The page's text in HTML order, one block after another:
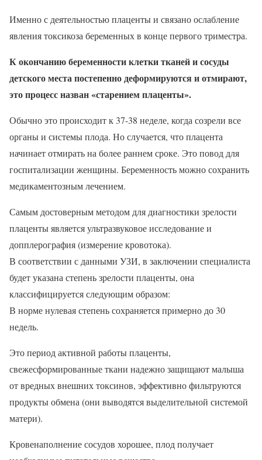
Именно с деятельностью плаценты и связано ослабление
явления токсикоза беременных в конце первого триместра.
К окончанию беременности клетки тканей и сосуды
детского места постепенно деформируются и отмирают,
это процесс назван «старением плаценты».
Обычно это происходит к 37-38 неделе, когда созрели все
органы и системы плода. Но случается, что плацента
начинает отмирать на более раннем сроке. Это повод для
госпитализации женщины. Беременность можно сохранить
медикаментозным лечением.
Самым достоверным методом для диагностики зрелости
плаценты является ультразвуковое исследование и
допплерография (измерение кровотока).
В соответствии с данными УЗИ, в заключении специалиста
будет указана степень зрелости плаценты, она
классифицируется следующим образом:
В норме нулевая степень сохраняется примерно до 30
недель.
Это период активной работы плаценты,
свежесформированные ткани надежно защищают малыша
от вредных внешних токсинов, эффективно фильтруются
продукты обмена (они выводятся выделительной системой
матери).
Кровенаполнение сосудов хорошее, плод получает